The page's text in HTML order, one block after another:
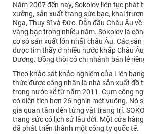
Năm 2007 đến nay, Sokolov liên tục phát
xưởng, sản xuất trang sức bạc, khai
Nga, Thụy Sĩ và Đức. Dẫn đầu Châu Âu
vàng bạc trong nhiều năm. Sokolov là
cơ sở sản xuất lớn nhất châu Âu. Các
được tìm thấy ở nhiều nước khắp Châu
Dương. Đồng thời có chi nhánh bán lẻ
Theo khảo sát khảo nghiệm của Liên
thức được công nhận là nhà sản xuất đồ
trong nước kể từ năm 2011. Cụm công
có diện tích hơn 26 nghìn mét vuông. Nó
gia quan tâm đến từng vật trang trí.
trang sức có lịch sử lâu đời. Một cửa
đã phát triển thành một công ty quốc tế.